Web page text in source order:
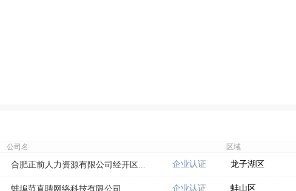
公司名 区域
合肥正前人力资源有限公司经开区... 企业认证 龙子湖区
蚌埠范直聘网络科技有限公司 企业认证 蚌山区